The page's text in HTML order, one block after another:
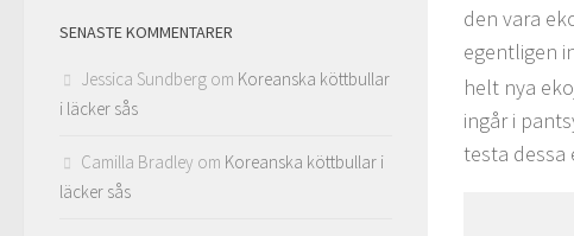
den vara
egentligen
helt nya
ingår i
testa dessa
SENASTE KOMMENTARER
Jessica Sundberg om Koreanska köttbullar
i läcker sås
Camilla Bradley om Koreanska köttbullar i
läcker sås